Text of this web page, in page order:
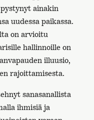
ainakin
uudessa paikassa.
on arvioitu
hallinnoille on
illuusio,
rajoittamisesta.
sanasanallista
ihmisiä ja